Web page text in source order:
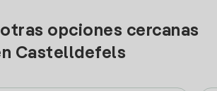
opciones cercanas
Castelldefels